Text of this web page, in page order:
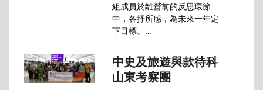
組成員於離營前的反思環節
中，各抒所感，為未來一年定
下目標。…
中史及旅遊與款待科
山東考察團